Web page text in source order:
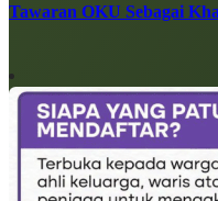
Tawaran OKU Sebagai